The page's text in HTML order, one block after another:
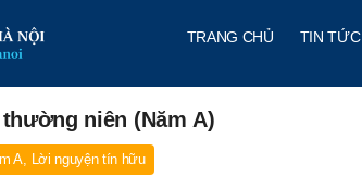
TRANG CHỦ TIN TỨC
niên (Năm A)
A, Lời nguyện tín hữu